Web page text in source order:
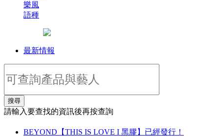
樂風
語種
最新情報
搜尋
請輸入要查找的資訊後再按查詢
BEYOND【THIS IS LOVE I 黑膠】已經發行！